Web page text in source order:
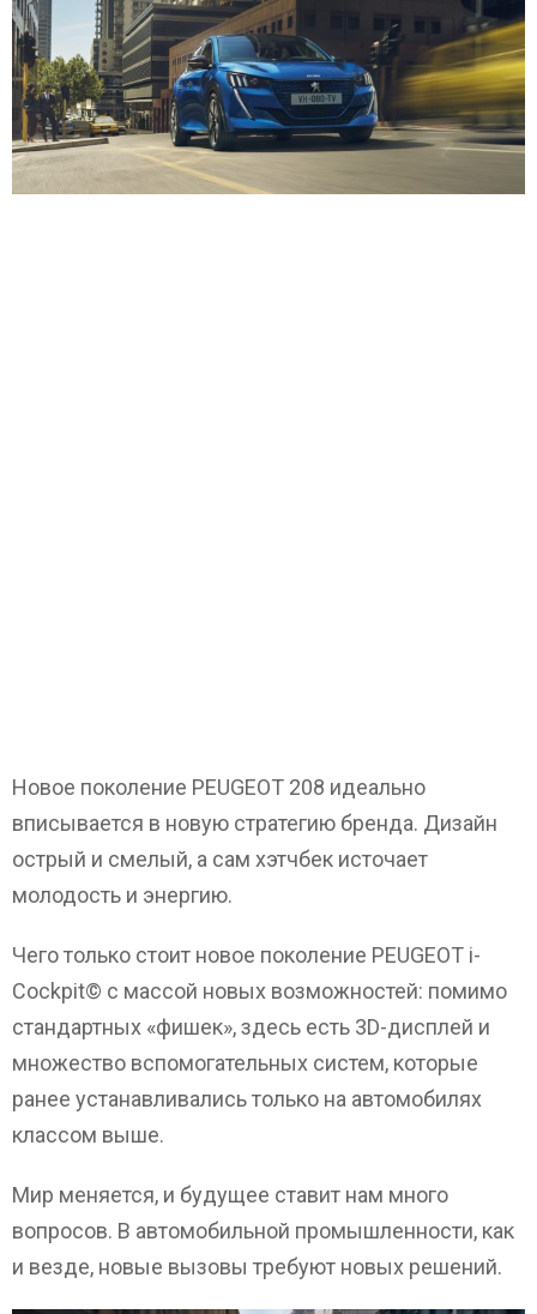
Новое поколение PEUGEOT 208 идеально
вписывается в новую стратегию бренда. Дизайн
острый и смелый, а сам хэтчбек источает
молодость и энергию.
Чего только стоит новое поколение PEUGEOT i-
Cockpit© с массой новых возможностей: помимо
стандартных «фишек», здесь есть 3D-дисплей и
множество вспомогательных систем, которые
ранее устанавливались только на автомобилях
классом выше.
Мир меняется, и будущее ставит нам много
вопросов. В автомобильной промышленности, как
и везде, новые вызовы требуют новых решений.